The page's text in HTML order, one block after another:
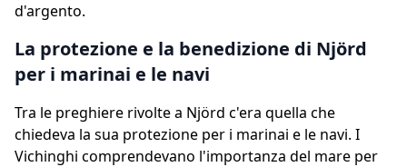
d'argento.
La protezione e la benedizione di Njörd
per i marinai e le navi
Tra le preghiere rivolte a Njörd c'era quella che
chiedeva la sua protezione per i marinai e le navi. I
Vichinghi comprendevano l'importanza del mare per